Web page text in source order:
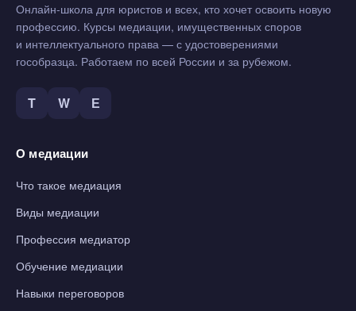
Онлайн-школа для юристов и всех, кто хочет освоить новую
профессию. Курсы медиации, имущественных споров
и интеллектуального права — с удостоверениями
гособразца. Работаем по всей России и за рубежом.
T W Е
О медиации
Что такое медиация
Виды медиации
Профессия медиатор
Обучение медиации
Навыки переговоров